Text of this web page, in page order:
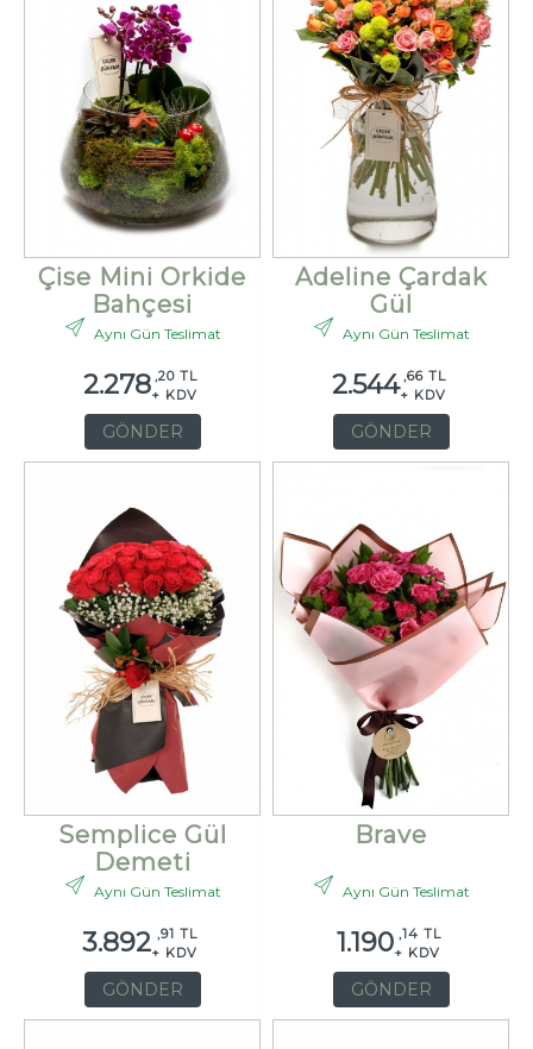
Çise Mini Orkide
Bahçesi
Aynı Gün Teslimat
2.278 ,20 TL
+ KDV
GÖNDER
Adeline Çardak
Gül
Aynı Gün Teslimat
2.544 ,66 TL
+ KDV
GÖNDER
Semplice Gül
Demeti
Aynı Gün Teslimat
3.892 ,91 TL
+ KDV
GÖNDER
Brave
Aynı Gün Teslimat
1.190 ,14 TL
+ KDV
GÖNDER